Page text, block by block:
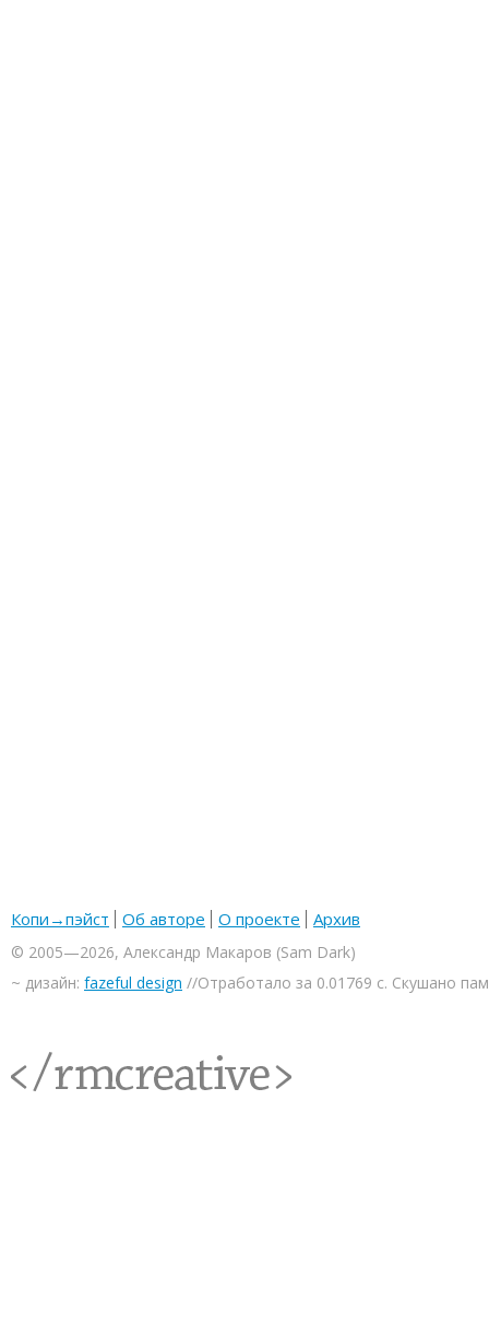
Копи→пэйст Об авторе О проекте Архив
© 2005—2026, Александр Макаров (Sam Dark)
~ дизайн: fazeful design //Отработало за 0.01769 с. Скушано
<rmcreative/>